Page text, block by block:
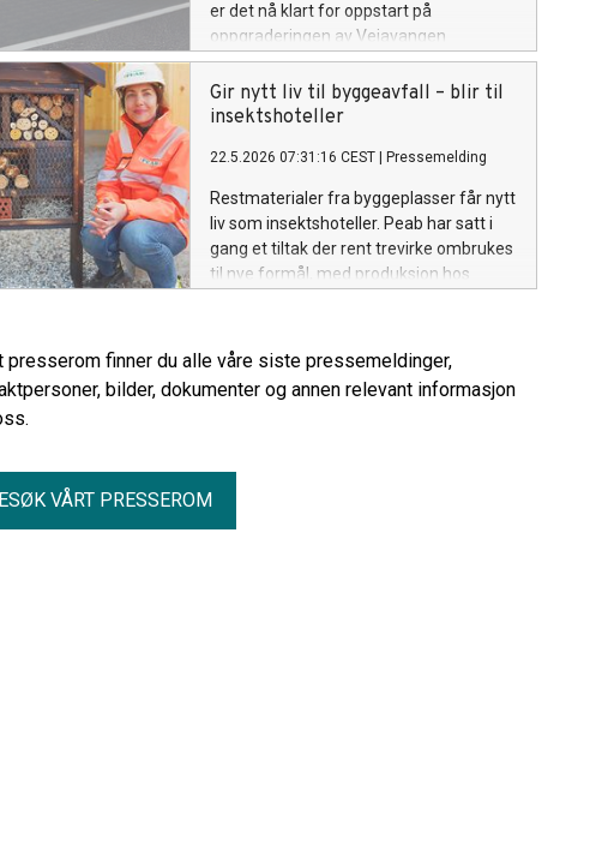
er det nå klart for oppstart på
oppgraderingen av Veiavangen
ungdomsskole i Mjøndalen. Peab er
valgt som totalentreprenør.
Gir nytt liv til byggeavfall – blir til
insektshoteller
22.5.2026 07:31:16 CEST Pressemelding
Restmaterialer fra byggeplasser får nytt
liv som insektshoteller. Peab har satt i
gang et tiltak der rent trevirke ombrukes
til nye formål, med produksjon hos
presserom finner du alle våre siste pressemeldinger,
bilder, dokumenter og annen relevant informasjon
VÅRT PRESSEROM